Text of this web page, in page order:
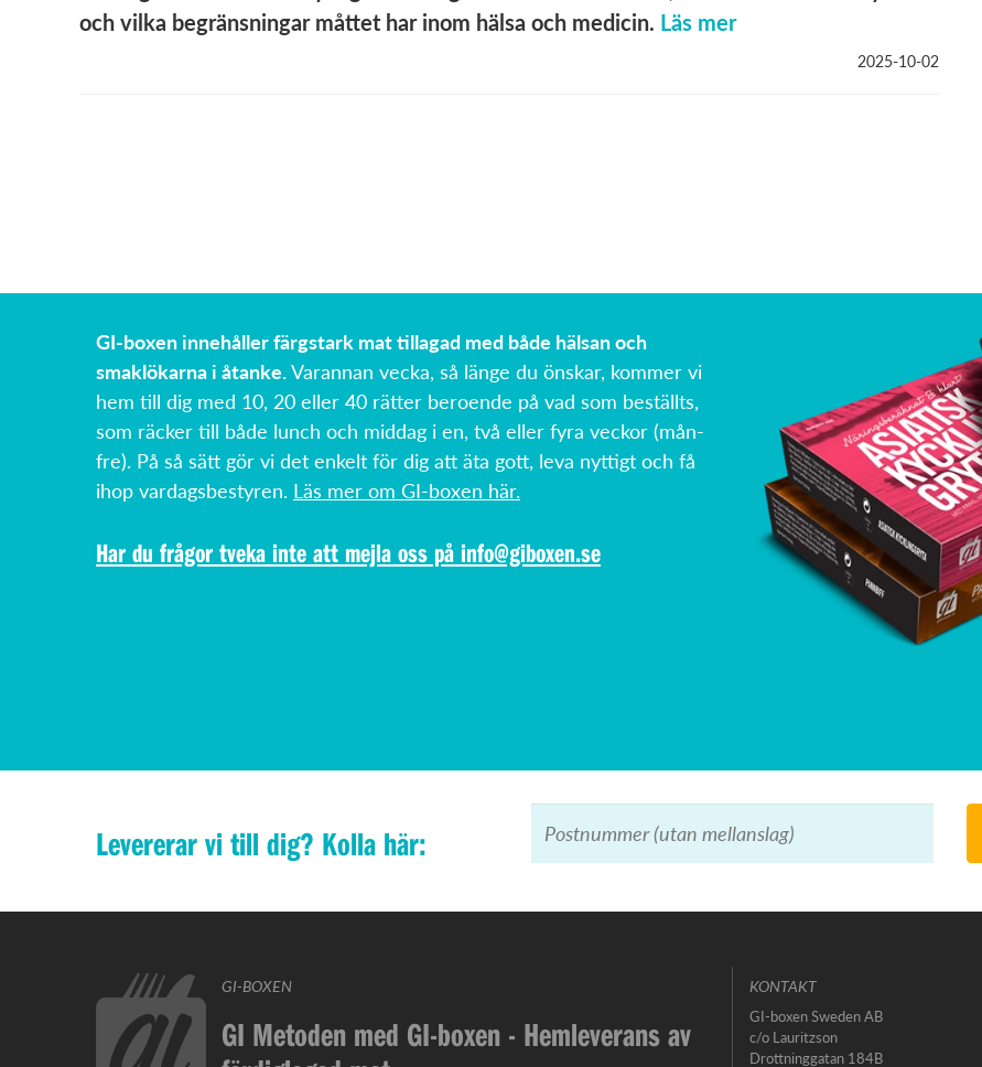
och vilka begränsningar måttet har inom hälsa och medicin. Läs mer
2025-10-02
GI-boxen innehåller färgstark mat tillagad med både hälsan och
smaklökarna i åtanke.Varannan vecka, så länge du önskar, kommer vi
hem till dig med 10, 20 eller 40 rätter beroende på vad som beställts,
som räcker till både lunch och middag i en, två eller fyra veckor (mån-
fre). På så sätt gör vi det enkelt för dig att äta gott, leva nyttigt och få
ihop vardagsbestyren. Läs mer om GI-boxen här.
Har du frågor tveka inte att mejla oss på info@giboxen.se
Levererar vi till dig? Kolla här:
GI-BOXEN
GI Metoden med GI-boxen - Hemleverans av
KONTAKT
GI-boxen Sweden AB
c/o Lauritzson
Drottninggatan 184B